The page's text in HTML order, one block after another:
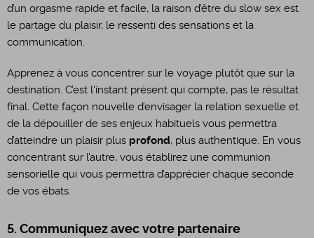
d’un orgasme rapide et facile, la raison d’être du slow sex est
le partage du plaisir, le ressenti des sensations et la
communication.
Apprenez à vous concentrer sur le voyage plutôt que sur la
destination. C’est l'instant présent qui compte, pas le résultat
final. Cette façon nouvelle d’envisager la relation sexuelle et
de la dépouiller de ses enjeux habituels vous permettra
d’atteindre un plaisir plus profond, plus authentique. En vous
concentrant sur l’autre, vous établirez une communion
sensorielle qui vous permettra d’apprécier chaque seconde
de vos ébats.
5. Communiquez avec votre partenaire